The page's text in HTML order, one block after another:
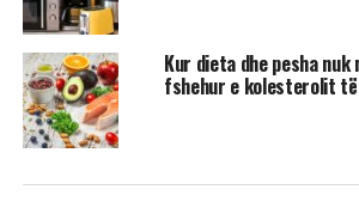
DON'T MISS
WhatsApp vendos kuotë mujore për
Kur dieta dhe pesha
fshehur e kolesterolit